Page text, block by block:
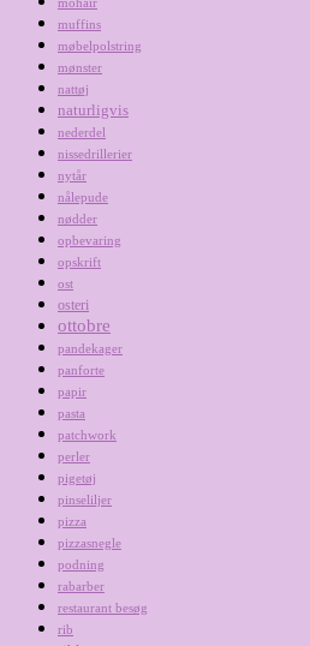
muffins
møbelpolstring
mønster
nattøj
naturligvis
nederdel
nissedrillerier
nytår
nålepude
nødder
opbevaring
opskrift
ost
osteri
ottobre
pandekager
panforte
papir
pasta
patchwork
perler
pigetøj
pinseliljer
pizza
pizzasnegle
podning
rabarber
restaurant besøg
rib